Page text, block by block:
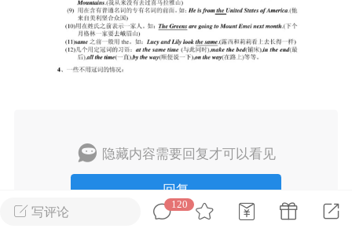
汇默写本附答案
上海高考
写评论
120
隐藏内容需要回复才可以看见
回复